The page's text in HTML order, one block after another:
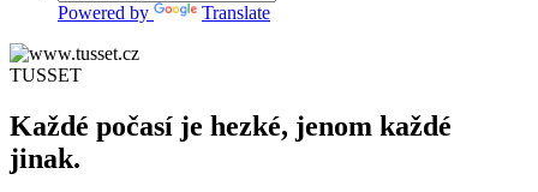
Powered by Translate
TUSSET
Každé počasí je hezké, jenom každé
jinak.